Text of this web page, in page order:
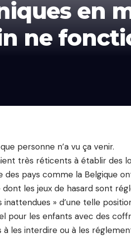
en
ne
personne n’a vu ça venir.
très réticents à établir des
des pays comme la Belgique
les jeux de hasard sont
» d’une telle
pour les enfants avec des
les interdire ou à les